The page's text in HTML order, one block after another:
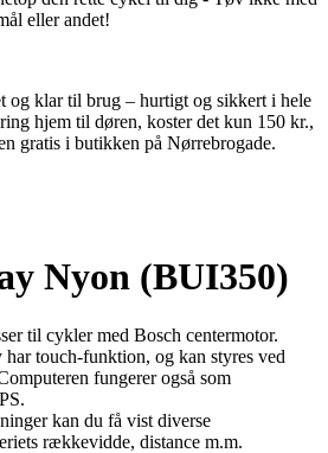
eller andet!
og klar til brug – hurtigt og sikkert i hele
hjem til døren, koster det kun 150 kr.,
gratis i butikken på Nørrebrogade.
Nyon (BUI350)
til cykler med Bosch centermotor.
touch-funktion, og kan styres ved
fungerer også som
kan du få vist diverse
rækkevidde, distance m.m.